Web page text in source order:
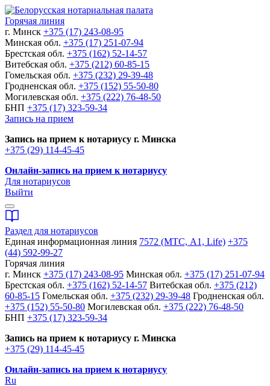
Горячая линия
г. Минск +375 (17) 243-08-95
Минская обл. +375 (17) 251-07-94
Брестская обл. +375 (162) 52-14-57
Витебская обл. +375 (212) 60-85-15
Гомельская обл. +375 (232) 29-39-48
Гродненская обл. +375 (152) 55-50-80
Могилевская обл. +375 (222) 76-48-50
БНП +375 (17) 323-59-34
Запись на прием
Запись на прием к нотариусу г. Минска
+375 (29) 114-45-45
Онлайн-запись на прием к нотариусу
Для нотариусов
Выйти
Раздел для нотариусов
Единая информационная линия 7572 (МТС, A1, Life) +375
(44) 592-99-27
Горячая линия
г. Минск +375 (17) 243-08-95 Минская обл. +375 (17) 251-07-94
Брестская обл. +375 (162) 52-14-57 Витебская обл. +375 (212)
60-85-15 Гомельская обл. +375 (232) 29-39-48 Гродненская обл.
+375 (152) 55-50-80 Могилевская обл. +375 (222) 76-48-50
БНП +375 (17) 323-59-34
Запись на прием к нотариусу г. Минска
+375 (29) 114-45-45
Онлайн-запись на прием к нотариусу
Ru